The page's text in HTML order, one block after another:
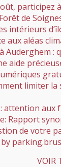
participez
de
intérieurs
aux aléas
Auderghem :
aide
limiter
attention aux
Rapport
de votre
VOIR